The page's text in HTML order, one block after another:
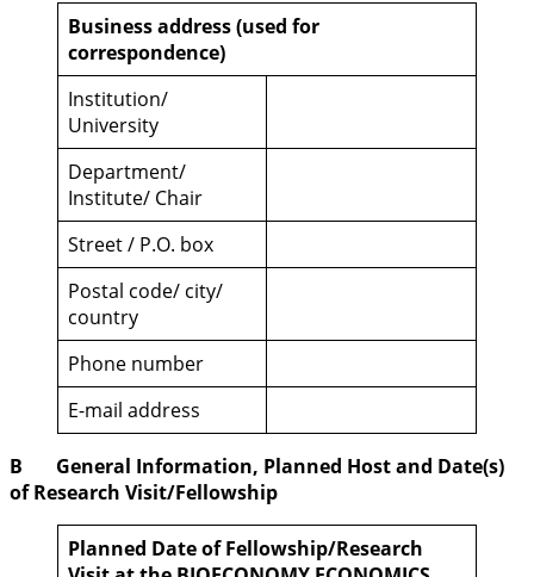
Business address (used for
correspondence)
Institution/
University
Department/
Institute/ Chair
Street / P.O. box
Postal code/ city/
country
Phone number
E-mail address
B General Information, Planned Host and Date(s)
of Research Visit/Fellowship
Planned Date of Fellowship/Research